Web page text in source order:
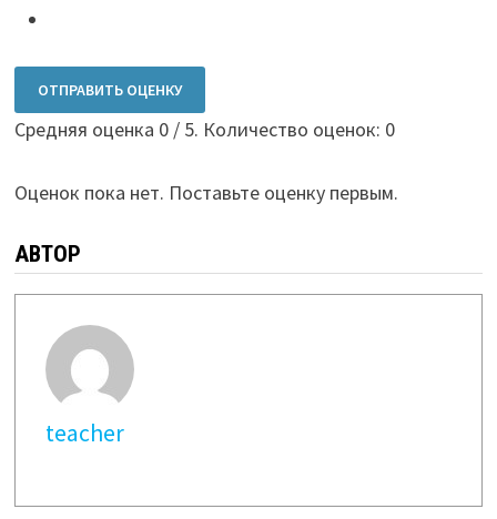
ОТПРАВИТЬ ОЦЕНКУ
Средняя оценка 0/ 5. Количество оценок: 0
Оценок пока нет. Поставьте оценку первым.
АВТОР
teacher